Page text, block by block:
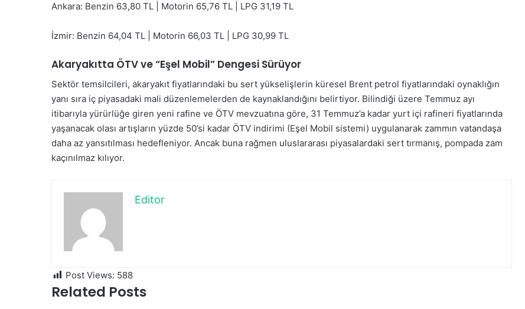
Ankara: Benzin 63,80 TL | Motorin 65,76 TL | LPG 31,19 TL
İzmir: Benzin 64,04 TL | Motorin 66,03 TL | LPG 30,99 TL
Akaryakıtta ÖTV ve “Eşel Mobil” Dengesi Sürüyor
Sektör temsilcileri, akaryakıt fiyatlarındaki bu sert yükselişlerin küresel Brent petrol fiyatlarındaki oynaklığın
yanı sıra iç piyasadaki mali düzenlemelerden de kaynaklandığını belirtiyor. Bilindiği üzere Temmuz ayı
itibarıyla yürürlüğe giren yeni rafine ve ÖTV mevzuatına göre, 31 Temmuz’a kadar yurt içi rafineri fiyatlarında
yaşanacak olası artışların yüzde 50’si kadar ÖTV indirimi (Eşel Mobil sistemi) uygulanarak zammın vatandaşa
daha az yansıtılması hedefleniyor. Ancak buna rağmen uluslararası piyasalardaki sert tırmanış, pompada zam
kaçınılmaz kılıyor.
Editor
Post Views: 588
Related Posts